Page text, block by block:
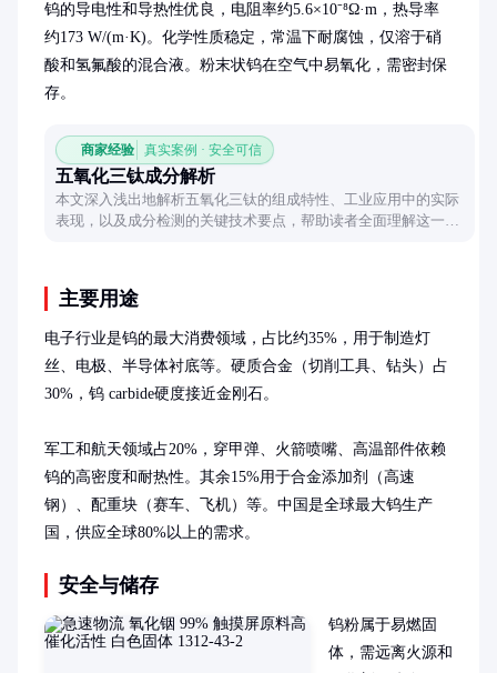
钨的导电性和导热性优良，电阻率约5.6×10⁻⁸Ω·m，热导率
约173 W/(m·K)。化学性质稳定，常温下耐腐蚀，仅溶于硝
酸和氢氟酸的混合液。粉末状钨在空气中易氧化，需密封保
存。
商家经验 真实案例 · 安全可信
五氧化三钛成分解析
本文深入浅出地解析五氧化三钛的组成特性、工业应用中的实际
表现，以及成分检测的关键技术要点，帮助读者全面理解这一重
主要用途
电子行业是钨的最大消费领域，占比约35%，用于制造灯
丝、电极、半导体衬底等。硬质合金（切削工具、钻头）占
30%，钨 carbide硬度接近金刚石。
军工和航天领域占20%，穿甲弹、火箭喷嘴、高温部件依赖
钨的高密度和耐热性。其余15%用于合金添加剂（高速
钢）、配重块（赛车、飞机）等。中国是全球最大钨生产
国，供应全球80%以上的需求。
安全与储存
钨粉属于易燃固
体，需远离火源和